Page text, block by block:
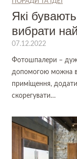
ПОРАДИ ТА ІДЕЇ
Які
вибрати
07.12.2022
Фотошпалери –
допомогою можна в
приміщення, додати
скорегувати…